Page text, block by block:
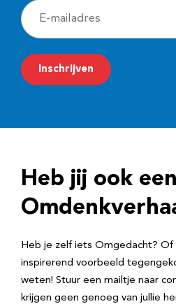
E
-
m
a
r
e
Inschrijven
Heb jij ook een
Heb je zelf iets Omgedacht? Of
inspirerend voorbeeld
weten! Stuur een mailtje naar
krijgen geen genoeg van jullie